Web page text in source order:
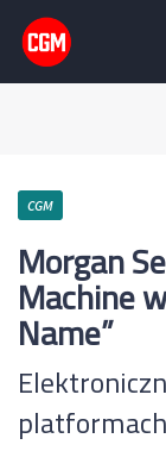
CGM
Morgan
Machine
Name”